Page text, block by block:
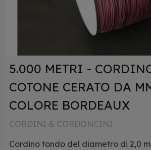
5.000 METRI -
COTONE CERATO DA
COLORE BORDEAUX
CORDINI & CORDONCINI
Cordino tondo del diametro di 2,0